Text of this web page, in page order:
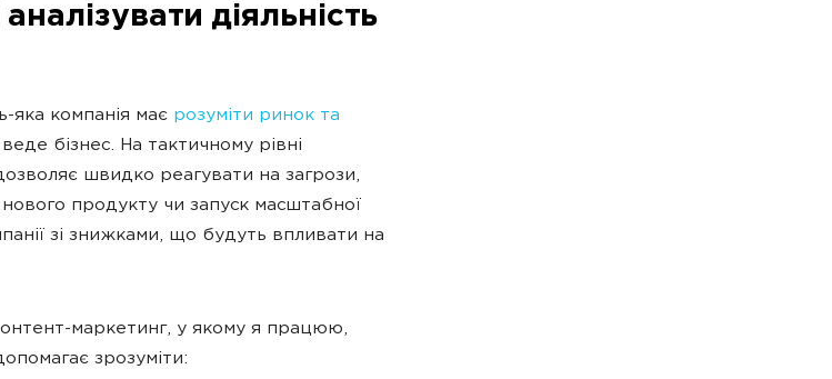
діяльність
яка компанія має розуміти ринок та
бізнес. На тактичному рівні
швидко реагувати на загрози,
продукту чи запуск масштабної
зі знижками, що будуть впливати на
маркетинг, у якому я працюю,
зрозуміти: